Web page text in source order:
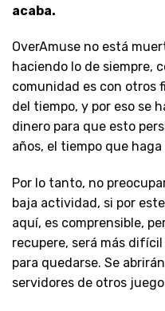
acaba.
OverAmuse no está
haciendo lo de siempre,
comunidad es con otros
del tiempo, y por eso se
dinero para que esto
años, el tiempo que
Por lo tanto, no
baja actividad, si por
aquí, es comprensible,
recupere, será más
para quedarse. Se
servidores de otros